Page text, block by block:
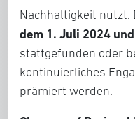
Nachhaltigkeit nutzt.
dem 1. Juli 2024
stattgefunden oder
kontinuierliches
prämiert werden.